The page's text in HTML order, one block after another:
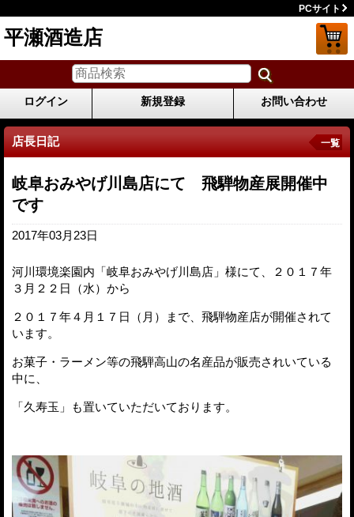
PCサイト
平瀬酒造店
ログイン 新規登録 お問い合わせ
店長日記 一覧
岐阜おみやげ川島店にて 飛騨物産展開催中
です
2017年03月23日
河川環境楽園内「岐阜おみやげ川島店」様にて、２０１７年
３月２２日（水）から
２０１７年４月１７日（月）まで、飛騨物産店が開催されて
います。
お菓子・ラーメン等の飛騨高山の名産品が販売されいている
中に、
「久寿玉」も置いていただいております。